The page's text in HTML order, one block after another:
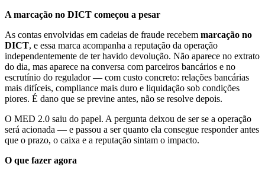
A marcação no DICT começou a pesar
As contas envolvidas em cadeias de fraude recebem marcação no
DICT, e essa marca acompanha a reputação da operação
independentemente de ter havido devolução. Não aparece no extrato
do dia, mas aparece na conversa com parceiros bancários e no
escrutínio do regulador — com custo concreto: relações bancárias
mais difíceis, compliance mais duro e liquidação sob condições
piores. É dano que se previne antes, não se resolve depois.
O MED 2.0 saiu do papel. A pergunta deixou de ser se a operação
será acionada — e passou a ser quanto ela consegue responder antes
que o prazo, o caixa e a reputação sintam o impacto.
O que fazer agora